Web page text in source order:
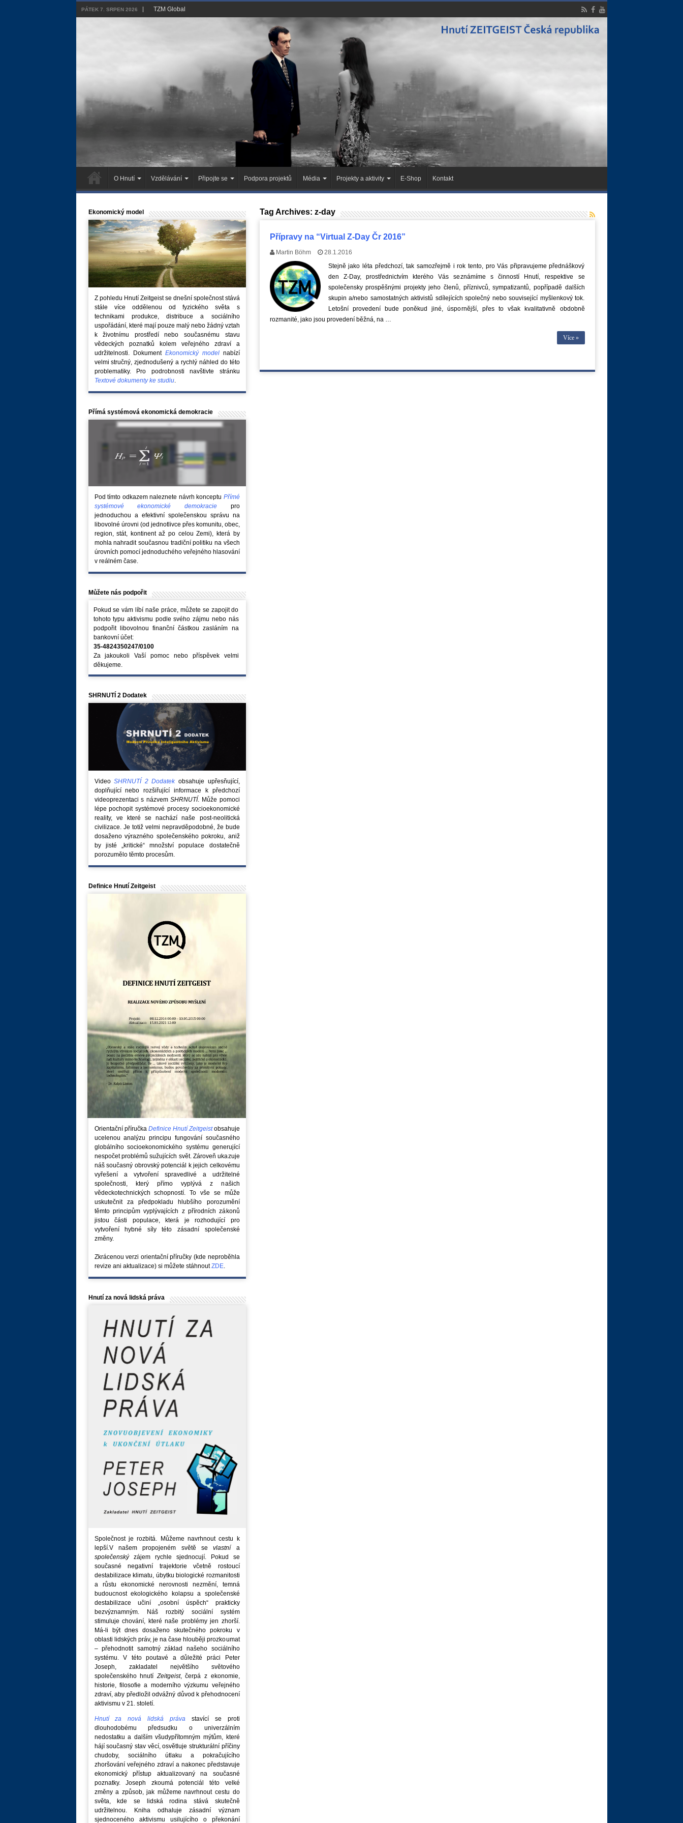
PÁTEK 7. SRPEN 2026 TZM Global
O Hnutí Vzdělávání Připojte se Podpora projektů Média Projekty a aktivity E-Shop Kontakt
Tag Archives: z-day
Přípravy na “Virtual Z-Day Čr 2016”
Martin Böhm
28.1.2016
Stejně jako léta předchozí, tak samozřejmě i rok tento, pro Vás připravujeme přednáškový
den Z-Day, prostřednictvím kterého Vás seznámíme s činností Hnutí, respektive se
společensky prospěšnými projekty jeho členů, příznivců, sympatizantů, popřípadě dalších
skupin a/nebo samostatných aktivistů sdílejících společný nebo související myšlenkový tok.
Letošní provedení bude poněkud jiné, úspornější, přes to však kvalitativně obdobně
rozmanité, jako jsou provedení běžná, na …
Více »
Ekonomický model
Z pohledu Hnutí Zeitgeist se dnešní společnost stává
stále více oddělenou od fyzického světa s
technikami produkce, distribuce a sociálního
uspořádání, které mají pouze malý nebo žádný vztah
k životnímu prostředí nebo současnému stavu
vědeckých poznatků kolem veřejného zdraví a
udržitelnosti. Dokument Ekonomický modelnabízí
velmi stručný, zjednodušený a rychlý náhled do této
problematiky. Pro podrobnosti navštivte stránku
Textové dokumenty ke studiu.
Přímá systémová ekonomická demokracie
Pod tímto odkazem naleznete návrh konceptu Přímé
systémové ekonomické demokracie pro
jednoduchou a efektivní společenskou správu na
libovolné úrovni (od jednotlivce přes komunitu, obec,
region, stát, kontinent až po celou Zemi), která by
mohla nahradit současnou tradiční politiku na všech
úrovních pomocí jednoduchého veřejného hlasování
v reálném čase.
Můžete nás podpořit
Pokud se vám líbí naše práce, můžete se zapojit do
tohoto typu aktivismu podle svého zájmu nebo nás
podpořit libovolnou finanční částkou zasláním na
bankovní účet:
35-4824350247/0100
Za jakoukoli Vaší pomoc nebo příspěvek velmi
děkujeme.
SHRNUTÍ 2 Dodatek
VideoSHRNUTÍ 2 Dodatekobsahuje upřesňující,
doplňující nebo rozšiřující informace k předchozí
videoprezentaci s názvemSHRNUTÍ. Může pomoci
lépe pochopit systémové procesy socioekonomické
reality, ve které se nachází naše post-neolitická
civilizace. Je totiž velmi nepravděpodobné, že bude
dosaženo výrazného společenského pokroku, aniž
by jisté „kritické“ množství populace dostatečně
porozumělo těmto procesům.
Definice Hnutí Zeitgeist
Orientační příručka Definice Hnutí Zeitgeistobsahuje
ucelenou analýzu principu fungování současného
globálního socioekonomického systému generující
nespočet problémů sužujících svět. Zároveň ukazuje
náš současný obrovský potenciál k jejich celkovému
vyřešení a vytvoření spravedlivé a udržitelné
společnosti, který přímo vyplývá z našich
vědeckotechnických schopností. To vše se může
uskutečnit za předpokladu hlubšího porozumění
těmto principům vyplývajících z přírodních zákonů
jistou části populace, která je rozhodující pro
vytvoření hybné síly této zásadní společenské
změny.
Zkrácenou verzi orientační příručky (kde neproběhla
revize ani aktualizace) si můžete stáhnoutZDE.
Hnutí za nová lidská práva
Společnost je rozbitá. Můžeme navrhnout cestu k
lepší.V našem propojeném světě sevlastnía
společenskýzájem rychle sjednocují. Pokud se
současné negativní trajektorie včetně rostoucí
destabilizace klimatu, úbytku biologické rozmanitosti
a růstu ekonomické nerovnosti nezmění, temná
budoucnost ekologického kolapsu a společenské
destabilizace učiní „osobní úspěch“ prakticky
bezvýznamným. Náš rozbitý sociální systém
stimuluje chování, které naše problémy jen zhorší.
Má-li být dnes dosaženo skutečného pokroku v
oblasti lidských práv, je na čase hlouběji prozkoumat
– přehodnotit samotný základ našeho sociálního
systému. V této poutavé a důležité práci Peter
Joseph, zakladatel největšího světového
společenského hnutí Zeitgeist, čerpá z ekonomie,
historie, filosofie a moderního výzkumu veřejného
zdraví, aby předložil odvážný důvod k přehodnocení
aktivismu v 21. století.
Hnutí za nová lidská práva stavící se proti
dlouhodobému předsudku o univerzálním
nedostatku a dalším všudypřítomným mýtům, které
hájí současný stav věcí, osvětluje strukturální příčiny
chudoby, sociálního útlaku a pokračujícího
zhoršování veřejného zdraví a nakonec představuje
ekonomický přístup aktualizovaný na současné
poznatky. Joseph zkoumá potenciál této velké
změny a způsob, jak můžeme navrhnout cestu do
světa, kde se lidská rodina stává skutečně
udržitelnou. Kniha odhaluje zásadní význam
sjednoceného aktivismu usilujícího o překonání